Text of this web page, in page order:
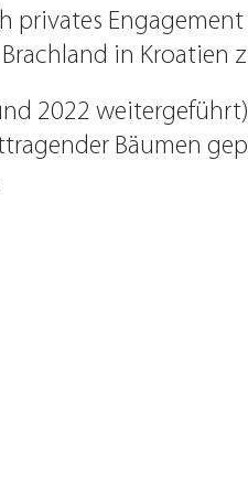
privates
in Kroatien
2022
Bäumen